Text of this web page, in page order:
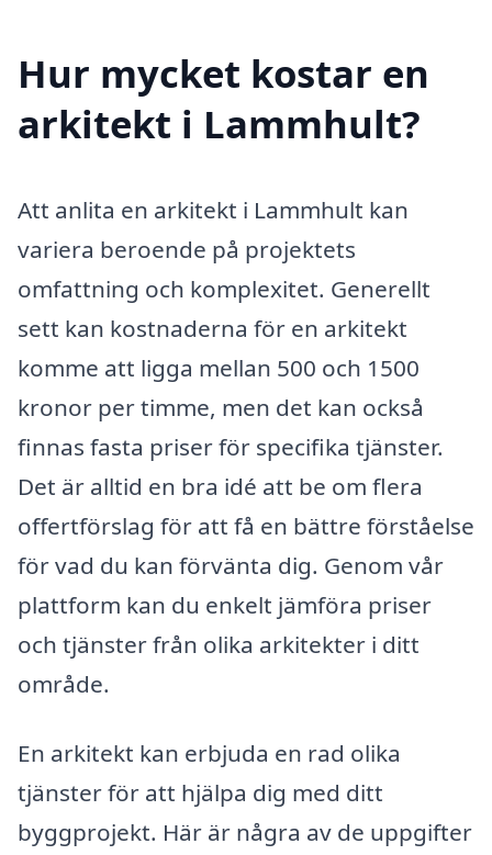
Hur mycket kostar en
arkitekt i Lammhult?
Att anlita en arkitekt i Lammhult kan
variera beroende på projektets
omfattning och komplexitet. Generellt
sett kan kostnaderna för en arkitekt
komme att ligga mellan 500 och 1500
kronor per timme, men det kan också
finnas fasta priser för specifika tjänster.
Det är alltid en bra idé att be om flera
offertförslag för att få en bättre förståelse
för vad du kan förvänta dig. Genom vår
plattform kan du enkelt jämföra priser
och tjänster från olika arkitekter i ditt
område.
En arkitekt kan erbjuda en rad olika
tjänster för att hjälpa dig med ditt
byggprojekt. Här är några av de uppgifter